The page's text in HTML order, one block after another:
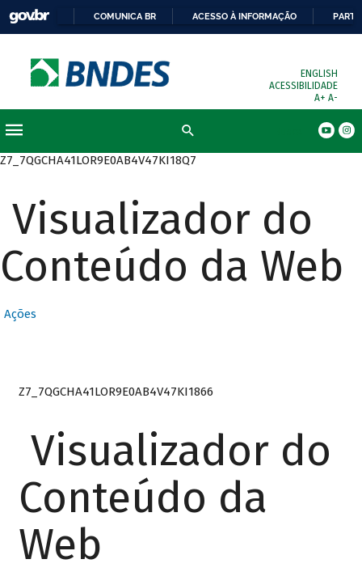
COMUNICA BR ACESSO À INFORMAÇÃO
ENGLISH
ACESSIBILIDADE
A+ A-
Z7_7QGCHA41LOR9E0AB4V47KI18Q7
Visualizador do
Conteúdo da Web
Ações
Z7_7QGCHA41LOR9E0AB4V47KI1866
Visualizador do
Conteúdo da
Web